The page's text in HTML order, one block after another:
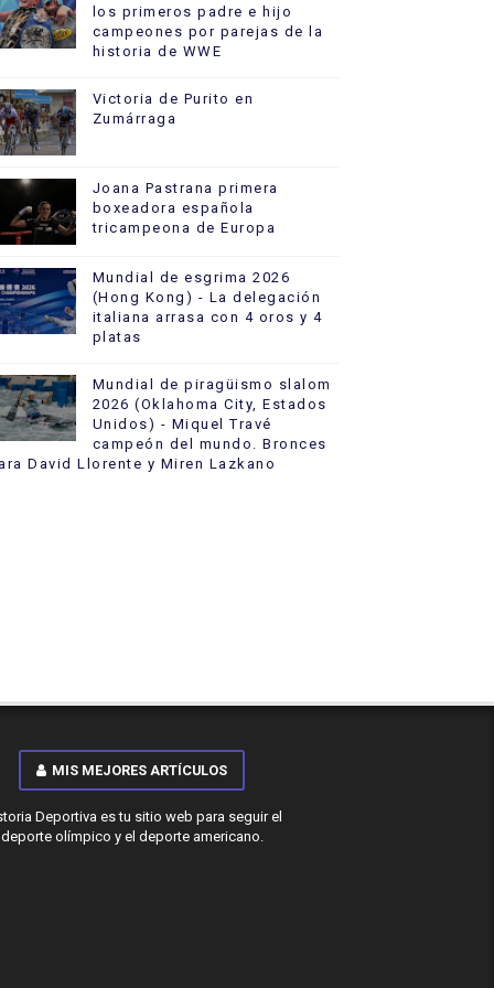
los primeros padre e hijo
campeones por parejas de la
historia de WWE
Victoria de Purito en
Zumárraga
Joana Pastrana primera
boxeadora española
tricampeona de Europa
Mundial de esgrima 2026
(Hong Kong) - La delegación
italiana arrasa con 4 oros y 4
platas
Mundial de piragüismo slalom
2026 (Oklahoma City, Estados
Unidos) - Miquel Travé
campeón del mundo. Bronces
David Llorente y Miren Lazkano
MIS MEJORES ARTÍCULOS
Deportiva es tu sitio web para seguir el
deporte olímpico y el deporte americano.